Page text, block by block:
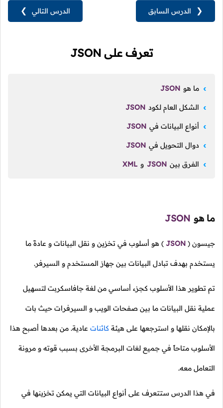
الدرس التالي ❯ ❮ الدرس السابق
تعرف على JSON
ما هو JSON
الشكل العام لكود JSON
أنواع البيانات في JSON
دوال التحويل في JSON
الفرق بين JSON و XML
ما هو JSON
جيسون (
JSON
) هو أسلوب في تخزين و نقل البيانات و عادةً ما
يستخدم بهدف تبادل البيانات بين جهاز المستخدم و السيرفر.
تم تطوير هذا الأسلوب كجزء أساسي من لغة جافاسكربت لتسهيل
عملية نقل البيانات ما بين صفحات الويب و السيرفرات حيث بات
بالإمكان نقلها و استرجعها على هيئة كائنات عادية. من بعدها أصبح هذا
الأسلوب متاحاً في جميع لغات البرمجة الأخرى بسبب قوته و مرونة
التعامل معه.
في هذا الدرس ستتعرف على أنواع البيانات التي يمكن تخزينها في